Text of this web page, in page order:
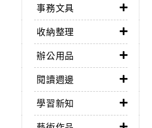
事務文具
收納整理
辦公用品
閱讀週邊
學習新知